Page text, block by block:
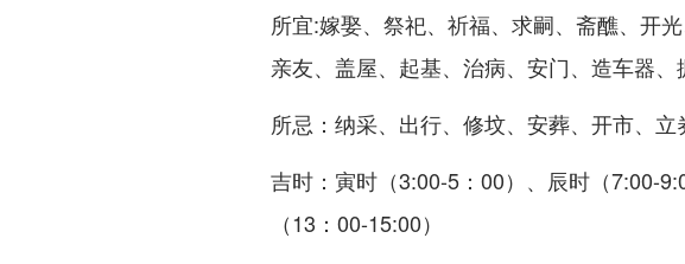
所宜:嫁娶、祭祀、祈福、求嗣、斋醮、开
亲友、盖屋、起基、治病、安门、造车器、
所忌：纳采、出行、修坟、安葬、开市、立
吉时：寅时（3:00-5：00）、辰时（7:00-
（13：00-15:00）